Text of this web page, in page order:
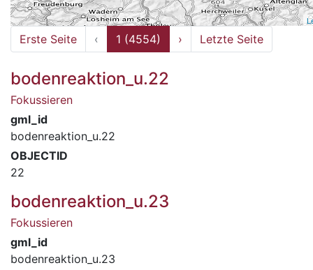
Erste Seite ‹ 1 (4554) › Letzte Seite
bodenreaktion_u.22
Fokussieren
gml_id
bodenreaktion_u.22
OBJECTID
22
bodenreaktion_u.23
Fokussieren
gml_id
bodenreaktion_u.23